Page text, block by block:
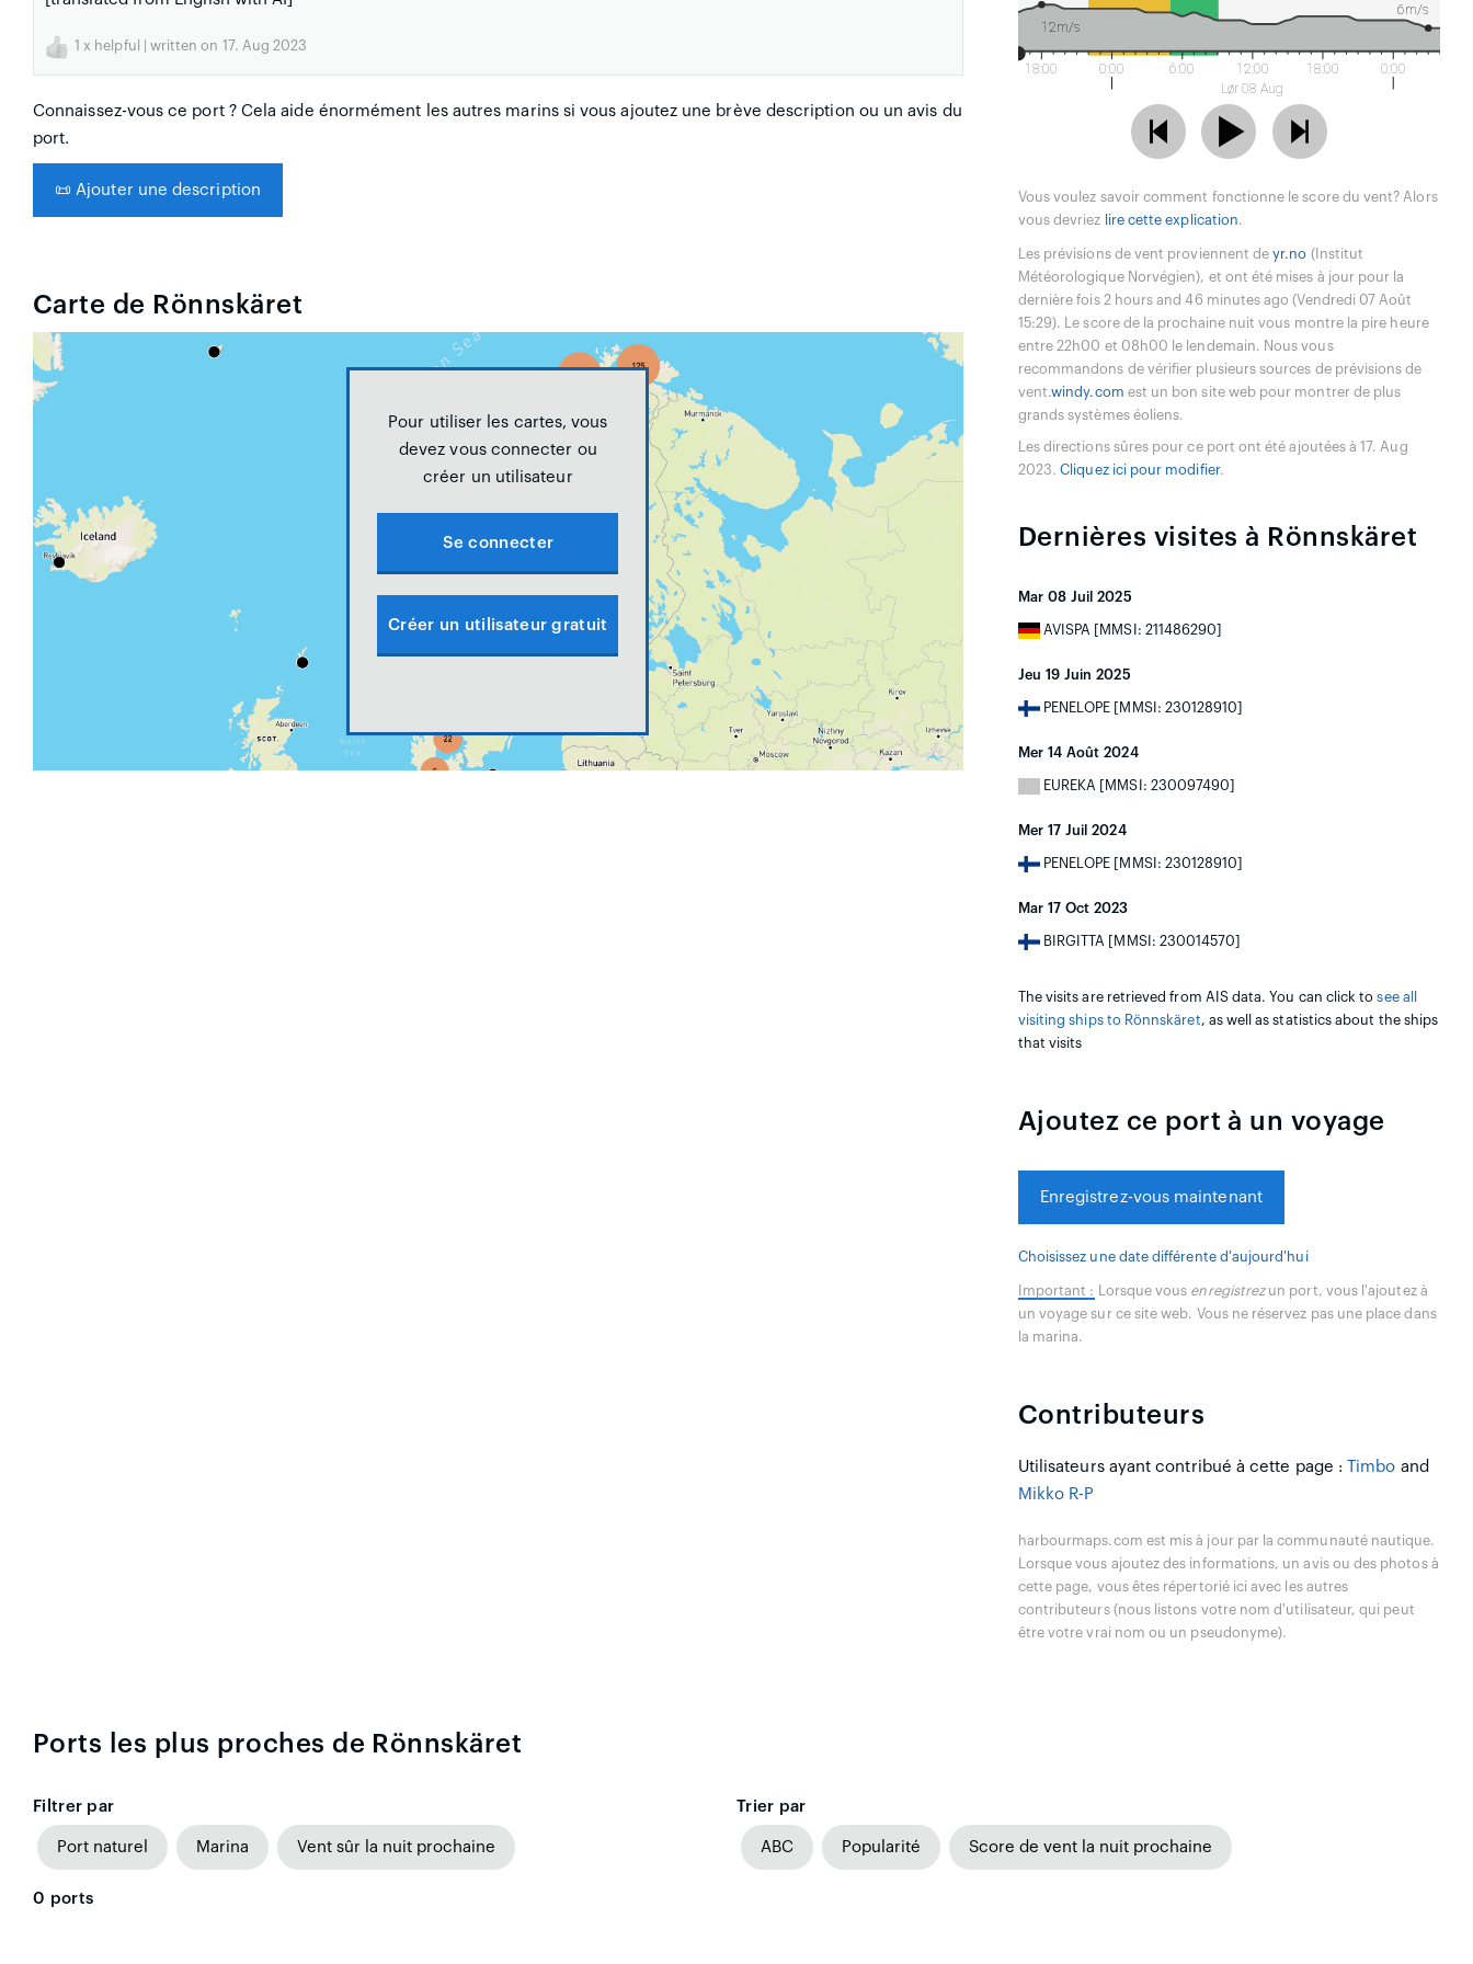
1 x helpful | written on 17. Aug 2023
Connaissez-vous ce port ? Cela aide énormément les autres marins si vous ajoutez une brève description ou un avis du
port.
📜 Ajouter une description
Carte de Rönnskäret
Pour utiliser les cartes, vous
devez vous connecter ou
créer un utilisateur
Se connecter
Créer un utilisateur gratuit
18:00 0:00 6:00
12:00
Lør 08 Aug
18:00 0:00
12m/s
6m/s
Vous voulez savoir comment fonctionne le score du vent? Alors
vous devriez
lire cette explication.
Les prévisions de vent proviennent deyr.no (Institut
Météorologique Norvégien), et ont été mises à jour pour la
dernière fois 2 hours and 46 minutes ago (Vendredi 07 Août
15:29). Le score de la prochaine nuit vous montre la pire heure
entre 22h00 et 08h00 le lendemain. Nous vous
recommandons de vérifier plusieurs sources de prévisions de
vent.windy.com est un bon site web pour montrer de plus
grands systèmes éoliens.
Les directions sûres pour ce port ont été ajoutées à 17. Aug
2023.Cliquez ici pour modifier.
Dernières visites à Rönnskäret
Mar 08 Juil 2025
AVISPA [MMSI: 211486290]
Jeu 19 Juin 2025
PENELOPE [MMSI: 230128910]
Mer 14 Août 2024
EUREKA [MMSI: 230097490]
Mer 17 Juil 2024
PENELOPE [MMSI: 230128910]
Mar 17 Oct 2023
BIRGITTA [MMSI: 230014570]
The visits are retrieved from AIS data. You can click tosee all
visiting ships to Rönnskäret, as well as statistics about the ships
that visits
Ajoutez ce port à un voyage
Enregistrez-vous maintenant
Choisissez une date différente d'aujourd'hui
Important : Lorsque vous enregistrezun port, vous l'ajoutez à
un voyage sur ce site web. Vous ne réservez pas une place dans
la marina.
Contributeurs
Utilisateurs ayant contribué à cette page : Timbo and
Mikko R-P
harbourmaps.com est mis à jour par la communauté nautique.
Lorsque vous ajoutez des informations, un avis ou des photos à
cette page, vous êtes répertorié ici avec les autres
contributeurs (nous listons votre nom d'utilisateur, qui peut
être votre vrai nom ou un pseudonyme).
Ports les plus proches de Rönnskäret
Filtrer par
Port naturel Marina Vent sûr la nuit prochaine
Trier par
ABC Popularité Score de vent la nuit prochaine
0 ports